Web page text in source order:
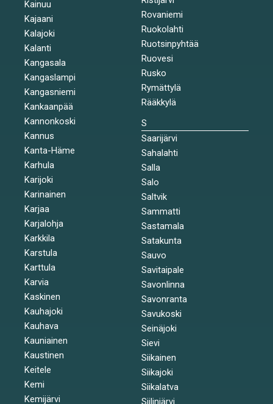
Kainuu
Kajaani
Kalajoki
Kalanti
Kangasala
Kangaslampi
Kangasniemi
Kankaanpää
Kannonkoski
Kannus
Kanta-Häme
Karhula
Karijoki
Karinainen
Karjaa
Karjalohja
Karkkila
Karstula
Karttula
Karvia
Kaskinen
Kauhajoki
Kauhava
Kauniainen
Kaustinen
Keitele
Kemi
Kemijärvi
Rovaniemi
Ruokolahti
Ruotsinpyhtää
Ruovesi
Rusko
Rymättylä
Rääkkylä
S
Saarijärvi
Sahalahti
Salla
Salo
Saltvik
Sammatti
Sastamala
Satakunta
Sauvo
Savitaipale
Savonlinna
Savonranta
Savukoski
Seinäjoki
Sievi
Siikainen
Siikajoki
Siikalatva
Siilinjärvi